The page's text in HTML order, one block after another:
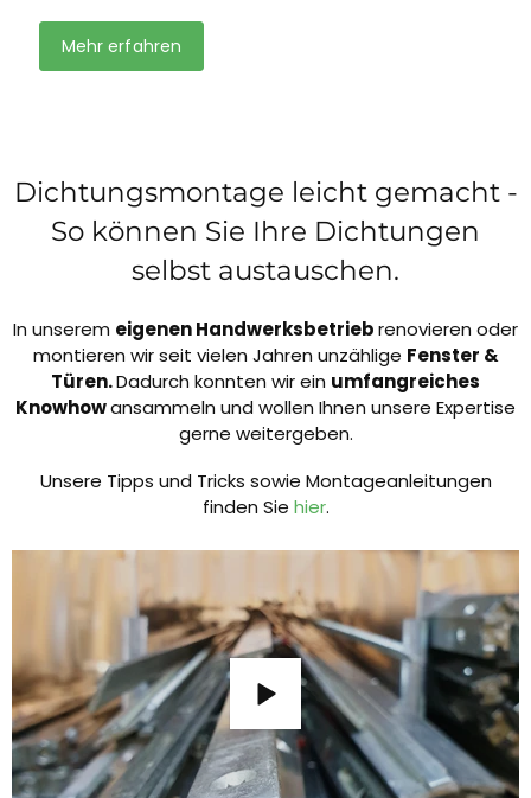
Mehr erfahren
Dichtungsmontage leicht gemacht -
So können Sie Ihre Dichtungen
selbst austauschen.
In unserem eigenen Handwerksbetriebrenovieren oder
montieren wir seit vielen Jahren unzählige Fenster &
Türen.Dadurch konnten wir ein umfangreiches
Knowhowansammeln und wollen Ihnen unsere Expertise
gerne weitergeben.
Unsere Tipps und Tricks sowie Montageanleitungen
finden Sie hier.